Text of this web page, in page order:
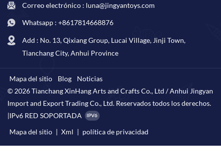
Correo electrónico : luna@jingyantoys.com
Whatsapp : +8617814668876
Add : No. 13, Qixiang Group, Lucai Village, Jinji Town,
Tianchang City, Anhui Province
Mapa del sitio Blog
Noticias
© 2026 Tianchang XinHang Arts and Crafts Co., Ltd / Anhui Jingyan
Import and Export Trading Co., Ltd. Reservados todos los derechos.
|IPv6 RED SOPORTADA
Mapa del sitio | Xml | política de privacidad